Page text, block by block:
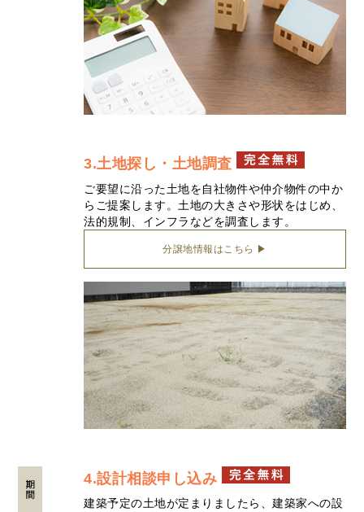
3.土地探し・土地調査
ご要望に沿った土地を自社物件や仲介物件の中か
らご提案します。土地の大きさや形状をはじめ、
法的規制、インフラなどを調査します。
分譲地情報はこちら ▶
4.設計相談申し込み
建築予定の土地が定まりましたら、建築家への設